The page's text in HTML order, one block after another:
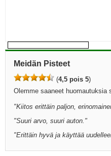
Meidän Pisteet
(4,5 pois 5)
Olemme saaneet huomautuksia
"Kiitos erittäin paljon,
"Suuri arvo, suuri auton. "
"Erittäin hyvä ja käyttää